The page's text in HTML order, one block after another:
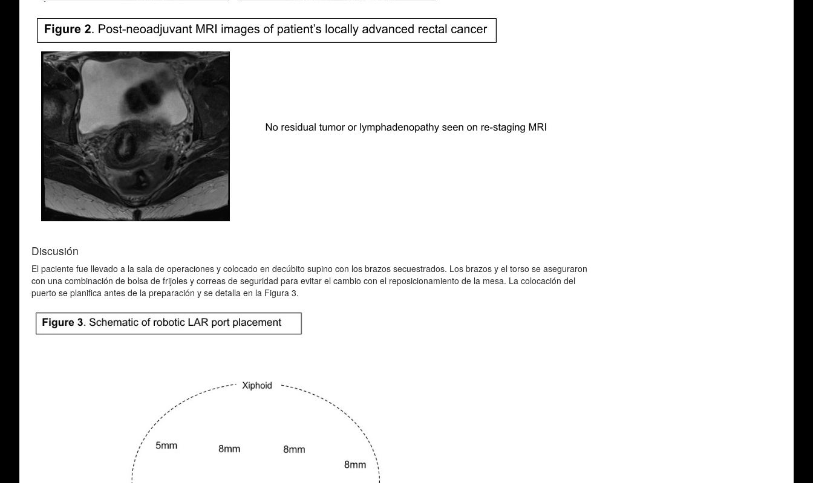
Discusión
El paciente fue llevado a la sala de operaciones y colocado en decúbito supino con los brazos secuestrados. Los brazos y el torso se aseguraron
con una combinación de bolsa de frijoles y correas de seguridad para evitar el cambio con el reposicionamiento de la mesa. La colocación del
puerto se planifica antes de la preparación y se detalla en la Figura 3.